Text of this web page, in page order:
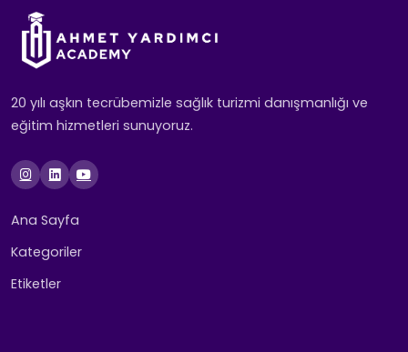
20 yılı aşkın tecrübemizle sağlık turizmi danışmanlığı ve
eğitim hizmetleri sunuyoruz.
Ana Sayfa
Kategoriler
Etiketler